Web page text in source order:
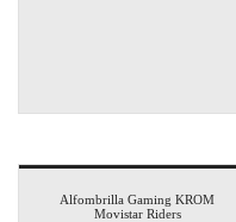
Alfombrilla Gaming KROM
Movistar Riders